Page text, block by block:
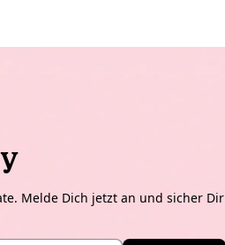
Melde Dich jetzt an und sicher Dir